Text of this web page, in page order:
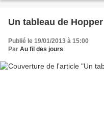
Un tableau de Hopper
Publié le 19/01/2013 à 15:00
Par Au fil des jours